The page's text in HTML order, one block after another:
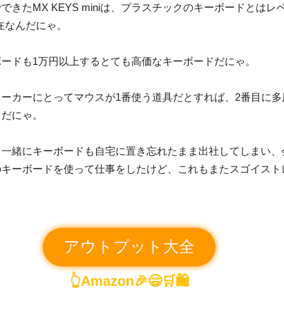
きたMX KEYS miniは、プラスチックのキーボードとはレ
んだにゃ。
ドも1万円以上するとても高価なキーボードだにゃ。
カーにとってマウスが1番使う道具だとすれば、2番目に
にゃ。
緒にキーボードも自宅に置き忘れたまま出社してしまい、
ーボードを使って仕事をしたけど、これもまたスゴイス
アウトプット大全
👆Amazon🎉😄🛒🛍️